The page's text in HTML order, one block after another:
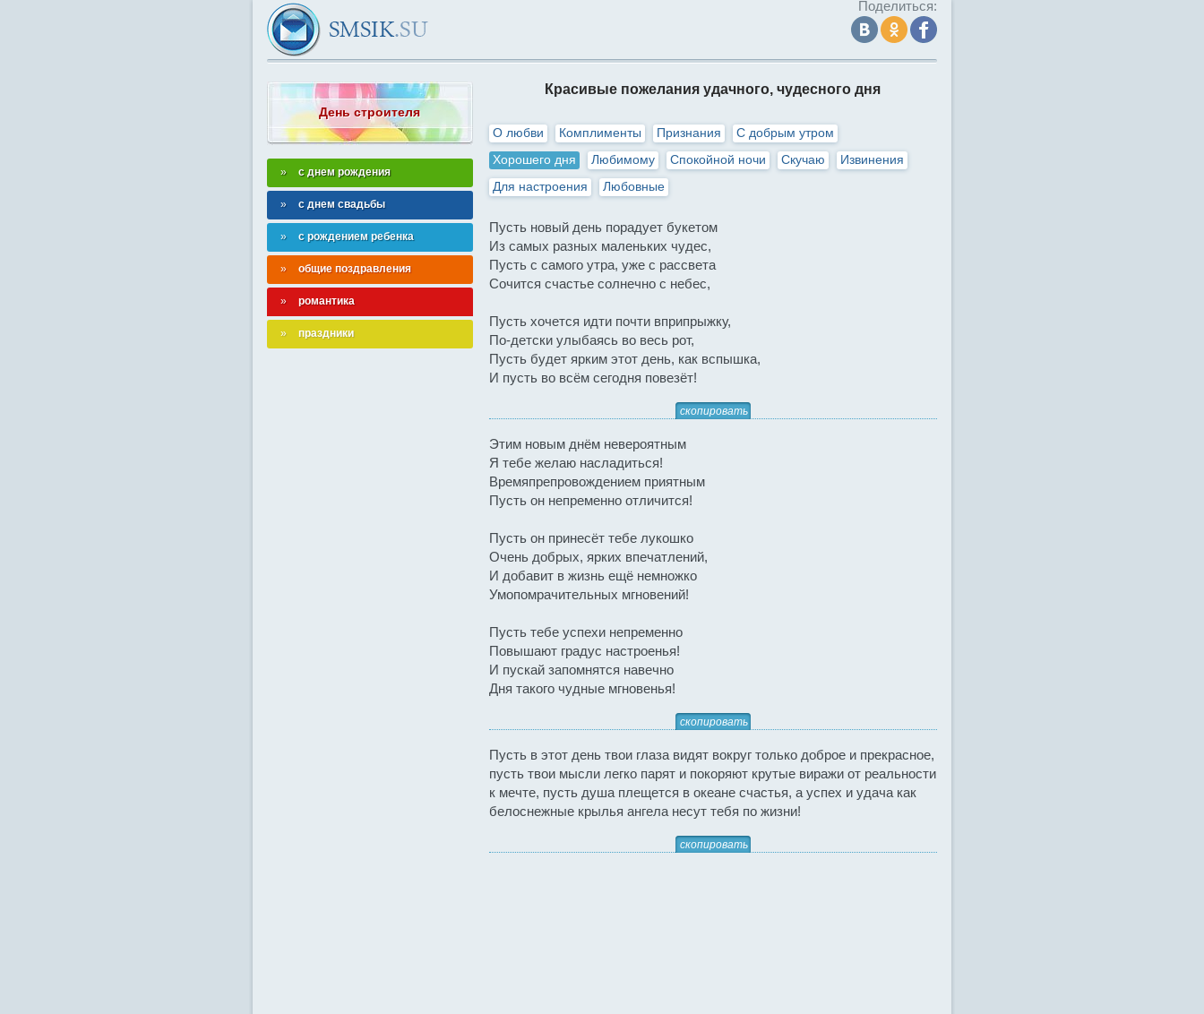
Поделиться:
Красивые пожелания удачного, чудесного дня
О любви Комплименты Признания
С добрым утром
Хорошего дня
Любимому Спокойной ночи Скучаю
Извинения
Для настроения
Любовные
Пусть новый день порадует букетом
Из самых разных маленьких чудес,
Пусть с самого утра, уже с рассвета
Сочится счастье солнечно с небес,
Пусть хочется идти почти вприпрыжку,
По-детски улыбаясь во весь рот,
Пусть будет ярким этот день, как вспышка,
И пусть во всём сегодня повезёт!
скопировать
Этим новым днём невероятным
Я тебе желаю насладиться!
Времяпрепровождением приятным
Пусть он непременно отличится!
Пусть он принесёт тебе лукошко
Очень добрых, ярких впечатлений,
И добавит в жизнь ещё немножко
Умопомрачительных мгновений!
Пусть тебе успехи непременно
Повышают градус настроенья!
И пускай запомнятся навечно
Дня такого чудные мгновенья!
скопировать
Пусть в этот день твои глаза видят вокруг только доброе и прекрасное,
пусть твои мысли легко парят и покоряют крутые виражи от реальности
к мечте, пусть душа плещется в океане счастья, а успех и удача как
белоснежные крылья ангела несут тебя по жизни!
скопировать
День строителя
с днем рождения
с днем свадьбы
с рождением ребенка
общие поздравления
романтика
праздники